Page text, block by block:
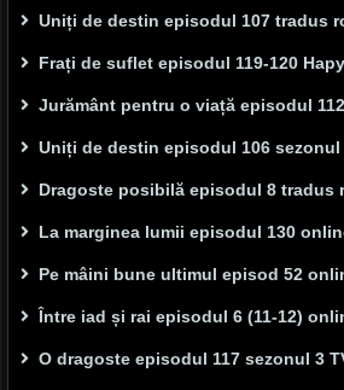
Uniți de destin episodul 107 tradus
Frați de suflet episodul 119-120
Jurământ pentru o viață episodul
Uniți de destin episodul 106
Dragoste posibilă episodul 8 tradus
La marginea lumii episodul 130
Pe mâini bune ultimul episod 52
Între iad și rai episodul 6 (11-12)
O dragoste episodul 117 sezonul 3